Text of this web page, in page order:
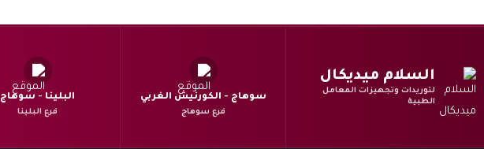
السلام ميديكال
لتوريدات وتجهيزات المعامل
الطبية
سوهاج - الكورنيش الغربي
فرع سوهاج
البلينا - سوهاج
فرع البلينا